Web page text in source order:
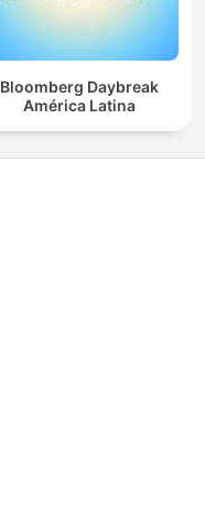
Bloomberg Daybreak
América Latina